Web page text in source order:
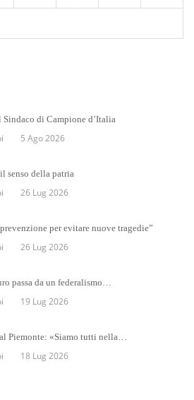
di Campione d’Italia
5 Ago 2026
senso della patria
26 Lug 2026
per evitare nuove tragedie”
26 Lug 2026
passa da un federalismo…
19 Lug 2026
Piemonte: «Siamo tutti nella…
18 Lug 2026